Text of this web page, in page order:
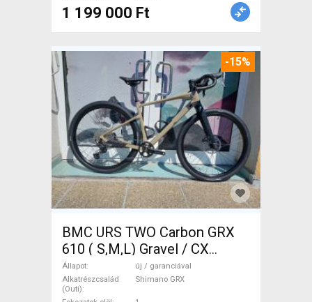
1 199 000 Ft
-15%
BMC URS TWO Carbon GRX
610 ( S,M,L) Gravel / CX
Shimano GRX tárcsafék új /
garanciával ELADÓ
Állapot
új / garanciával
Alkatrészcsalád
(Outi)
Shimano GRX